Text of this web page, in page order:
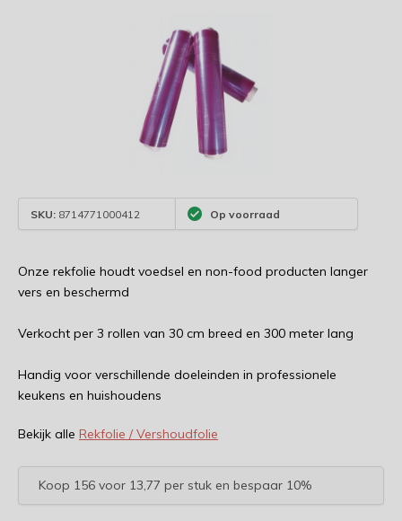
SKU: 8714771000412 Op voorraad
Onze rekfolie houdt voedsel en non-food producten langer
vers en beschermd
Verkocht per 3 rollen van 30 cm breed en 300 meter lang
Handig voor verschillende doeleinden in professionele
keukens en huishoudens
Bekijk alle Rekfolie / Vershoudfolie
Koop 156 voor 13,77 per stuk en bespaar 10%